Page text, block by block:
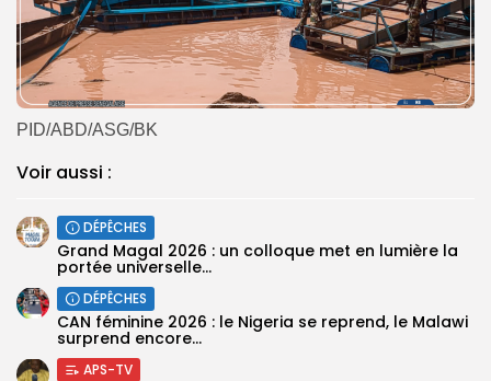
PID/ABD/ASG/BK
Voir aussi :
DÉPÊCHES
Grand Magal 2026 : un colloque met en lumière la
portée universelle...
DÉPÊCHES
‎CAN féminine 2026 : le Nigeria se reprend, le Malawi
surprend encore...
APS-TV